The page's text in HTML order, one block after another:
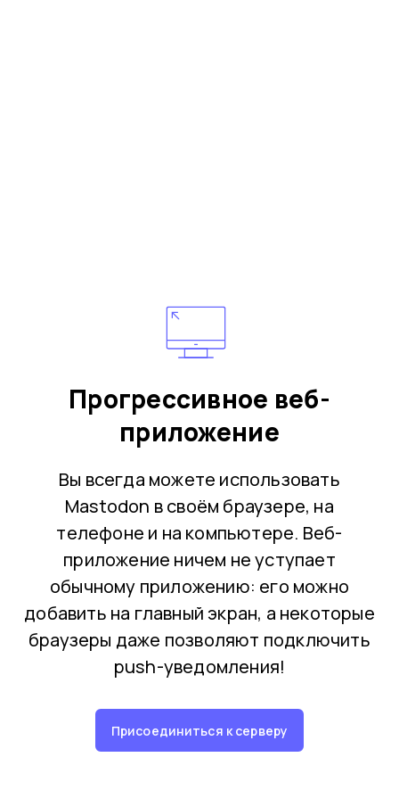
Прогрессивное веб-
приложение
Вы всегда можете использовать
Mastodon в своём браузере, на
телефоне и на компьютере. Веб-
приложение ничем не уступает
обычному приложению: его можно
добавить на главный экран, а некоторые
браузеры даже позволяют подключить
push-уведомления!
Присоединиться к серверу